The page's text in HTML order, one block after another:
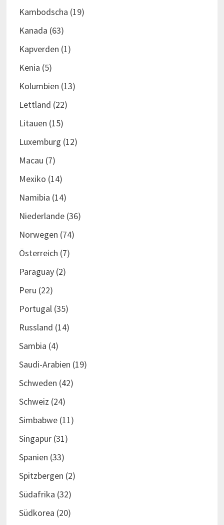
Kambodscha (19)
Kanada (63)
Kapverden (1)
Kenia (5)
Kolumbien (13)
Lettland (22)
Litauen (15)
Luxemburg (12)
Macau (7)
Mexiko (14)
Namibia (14)
Niederlande(36)
Norwegen (74)
Österreich (7)
Paraguay(2)
Peru (22)
Portugal(35)
Russland (14)
Sambia (4)
Saudi-Arabien (19)
Schweden (42)
Schweiz (24)
Simbabwe(11)
Singapur(31)
Spanien (33)
Spitzbergen (2)
Südafrika (32)
Südkorea (20)